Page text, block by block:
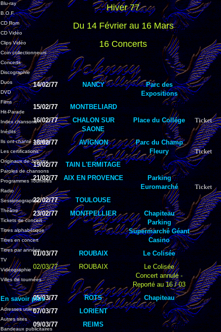
Blu-ray
B.O.F.
CD Rom
CD Vidéo
Clips Vidéo
Coin collectionneurs
Concerts
Discographie
Duos
DVD
Films
Hit-Parade
Index chansons
Inédits
Ils ont chanté Johnny
Les certifications
Originaux de Johnny
Paroles de chansons
Programmes Tournées
Radio
Sessionographie
Théâtre
Tickets de concert
Titres alphabétique
Titres en concert
Titres par années
TV
Vidéographie
Villes de tournées
En savoir plus
Adresses utiles
Autres sites
Bandeaux publicitaires
Hiver 77
Du 14 Février au 16 Mars
16 Concerts
14/02/77 NANCY
Parc des
Expositions
15/02/77
MONTBELIARD
16/02/77
CHALON SUR
SAONE
Place du Collége Ticket
18/02/77 AVIGNON
Parc du Champ
Fleury
Ticket
19/02/77
TAIN L'ERMITAGE
21/02/77
AIX EN PROVENCE
Parking
Euromarché
Ticket
22/02/77
TOULOUSE
23/02/77
MONTPELLIER
Chapiteau
Parking
Supermarché Géant
Casino
01/03/77
ROUBAIX
Le Colisée
02/03/77
ROUBAIX
Le Colisée
Concert annulé -
Reporté au 16 / 03
05/03/77
ROTS
Chapiteau
07/03/77
LORIENT
09/03/77
REIMS